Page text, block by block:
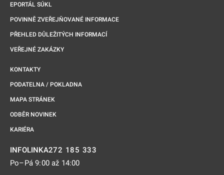
EPORTÁL SÚKL
POVINNĚ ZVEŘEJŇOVANÉ INFORMACE
PŘEHLED DŮLEŽITÝCH INFORMACÍ
VEŘEJNÉ ZAKÁZKY
KONTAKTY
PODATELNA / POKLADNA
MAPA STRÁNEK
ODBĚR NOVINEK
KARIÉRA
INFOLINKA272 185 333
Po–Pá 9:00 až 14:00